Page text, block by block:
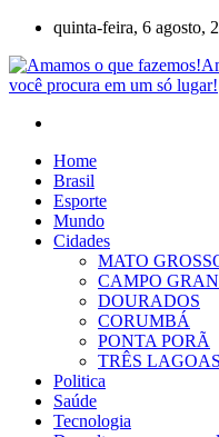
quinta-feira, 6 agosto,
você procura em um só lugar!
Home
Brasil
Esporte
Mundo
Cidades
MATO
CAMPO
DOURADOS
CORUMBÁ
PONTA PORÃ
TRÊS LAGOAS
Politica
Saúde
Tecnologia